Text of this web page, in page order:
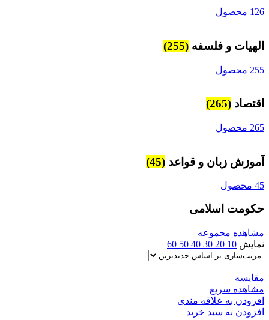
126 محصول
الهیات و فلسفه (255)
255 محصول
اقتصاد (265)
265 محصول
آموزش زبان و قواعد (45)
45 محصول
حکومت اسلامی
مشاهده مجموعه
نمایش 10
20
30
40
50
60
مقایسه
مشاهده سریع
افزودن به علاقه مندی
افزودن به سبد خرید